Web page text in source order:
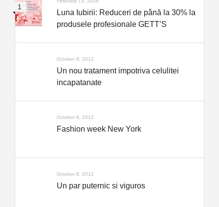
Luna Iubirii: Reduceri de până la 30% la
produsele profesionale GETT’S
October 8, 2012
Un nou tratament impotriva celulitei
incapatanate
October 8, 2012
Fashion week New York
October 8, 2012
Un par puternic si viguros